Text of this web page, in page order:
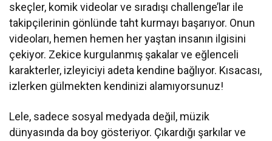
skeçler, komik videolar ve sıradışı challenge’lar ile
takipçilerinin gönlünde taht kurmayı başarıyor. Onun
videoları, hemen hemen her yaştan insanın ilgisini
çekiyor. Zekice kurgulanmış şakalar ve eğlenceli
karakterler, izleyiciyi adeta kendine bağlıyor. Kısacası,
izlerken gülmekten kendinizi alamıyorsunuz!
Lele, sadece sosyal medyada değil, müzik
dünyasında da boy gösteriyor. Çıkardığı şarkılar ve